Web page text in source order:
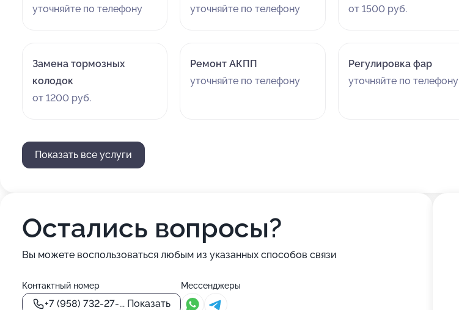
уточняйте по телефону
уточняйте по телефону
от 1500 руб.
Замена тормозных
колодок
от 1200 руб.
Ремонт АКПП
уточняйте по телефону
Регулировка фар
уточняйте по телефону
Показать все услуги
Остались вопросы?
Вы можете воспользоваться любым из указанных способов связи
Контактный номер
+7 (958) 732-27-... Показать
Мессенджеры